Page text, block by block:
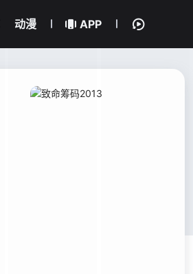
动漫 APP